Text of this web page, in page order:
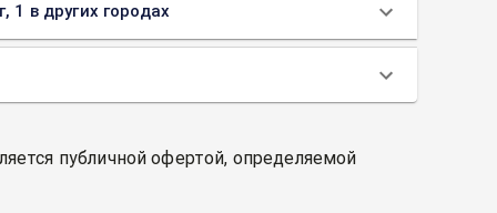
в других городах
публичной офертой, определяемой